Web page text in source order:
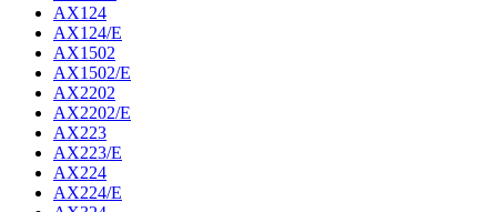
AX124
AX124/E
AX1502
AX1502/E
AX2202
AX2202/E
AX223
AX223/E
AX224
AX224/E